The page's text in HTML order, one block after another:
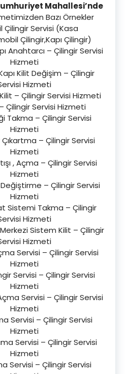
Mahallesi’nde
Bazı Örnekler
Çilingir Servisi (Kasa
Çilingir,Kapı Çilingir)
Anahtarcı – Çilingir Servisi
Hizmeti
Kilit Değişim – Çilingir
Hizmeti
Kilit – Çilingir Servisi Hizmeti
Çilingir Servisi Hizmeti
Takma – Çilingir Servisi
Hizmeti
Çıkartma – Çilingir Servisi
Hizmeti
, Açma – Çilingir Servisi
Hizmeti
– Çilingir Servisi
Hizmeti
Sistemi Takma – Çilingir
Hizmeti
Sistem Kilit – Çilingir
Hizmeti
Servisi – Çilingir Servisi
Hizmeti
Servisi – Çilingir Servisi
Hizmeti
Servisi – Çilingir Servisi
Hizmeti
Servisi – Çilingir Servisi
Hizmeti
Servisi – Çilingir Servisi
Hizmeti
Servisi – Çilingir Servisi